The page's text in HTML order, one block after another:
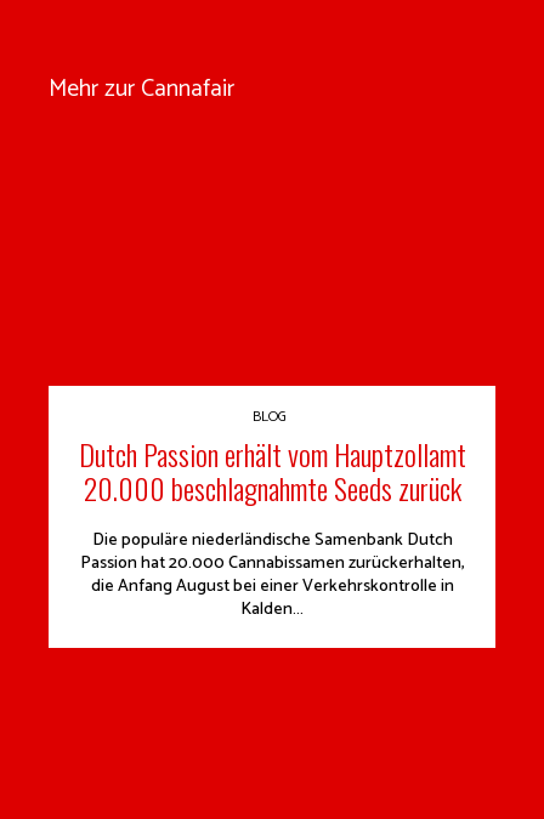
Mehr zur Cannafair
BLOG
Dutch Passion erhält vom Hauptzollamt
20.000 beschlagnahmte Seeds zurück
Die populäre niederländische Samenbank Dutch
Passion hat 20.000 Cannabissamen zurückerhalten,
die Anfang August bei einer Verkehrskontrolle in
Kalden...